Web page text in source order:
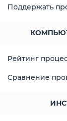
Поддержать
Рейтинг
Сравнение
Поиск